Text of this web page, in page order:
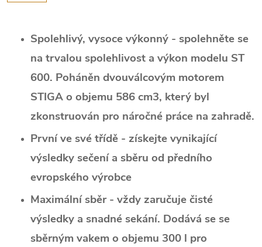
Spolehlivý, vysoce výkonný - spolehněte se
na trvalou spolehlivost a výkon modelu ST
600. Poháněn dvouválcovým motorem
STIGA o objemu 586 cm3, který byl
zkonstruován pro náročné práce na zahradě.
První ve své třídě - získejte vynikající
výsledky sečení a sběru od předního
evropského výrobce
Maximální sběr - vždy zaručuje čisté
výsledky a snadné sekání. Dodává se se
sběrným vakem o objemu 300 l pro